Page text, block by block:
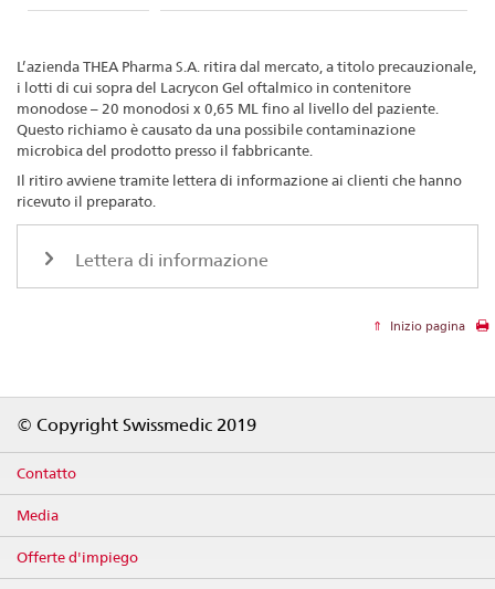
L’azienda THEA Pharma S.A. ritira dal mercato, a titolo precauzionale,
i lotti di cui sopra del Lacrycon Gel oftalmico in contenitore
monodose – 20 monodosi x 0,65 ML fino al livello del paziente.
Questo richiamo è causato da una possibile contaminazione
microbica del prodotto presso il fabbricante.
Il ritiro avviene tramite lettera di informazione ai clienti che hanno
ricevuto il preparato.
Lettera di informazione
Inizio pagina
© Copyright Swissmedic 2019
Contatto
Media
Offerte d'impiego